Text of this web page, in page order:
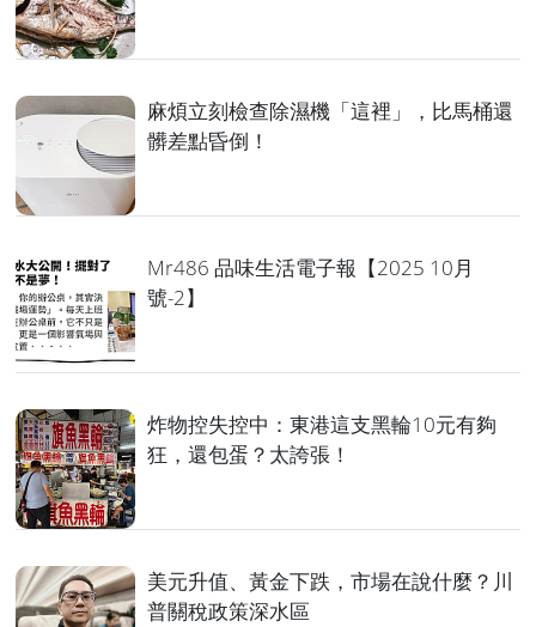
麻煩立刻檢查除濕機「這裡」，比馬桶還
髒差點昏倒！
Mr486 品味生活電子報【2025 10月
號-2】
炸物控失控中：東港這支黑輪10元有夠
狂，還包蛋？太誇張！
美元升值、黃金下跌，市場在說什麼？川
普關稅政策深水區